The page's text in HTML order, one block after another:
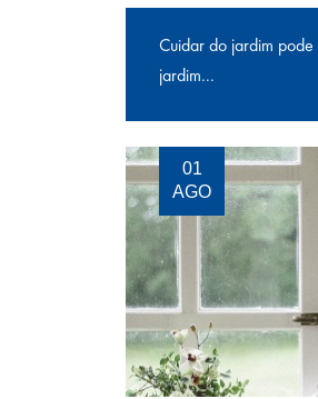
Cuidar do jardim
jardim...
01
AGO